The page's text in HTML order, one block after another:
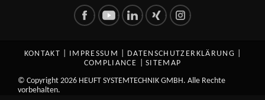
KONTAKT IMPRESSUM DATENSCHUTZERKLÄRUNG
COMPLIANCE
SITEMAP
© Copyright 2026 HEUFT SYSTEMTECHNIK GMBH. Alle Rechte
vorbehalten.